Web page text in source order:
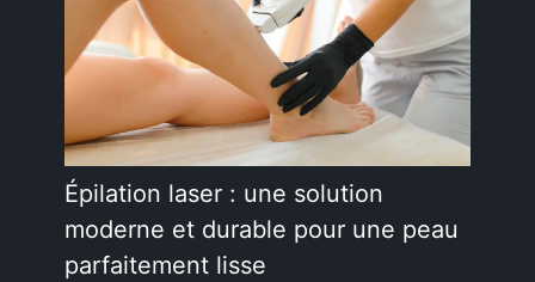
Épilation laser : une solution
moderne et durable pour une peau
parfaitement lisse